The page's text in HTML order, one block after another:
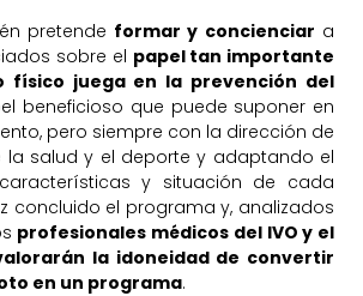
pretende formar y concienciar a
sobre el papel tan importante
físico juega en la prevención del
beneficioso que puede suponer en
pero siempre con la dirección de
la salud y el deporte y adaptando el
y situación de cada
concluido el programa y, analizados
profesionales médicos del IVO y el
la idoneidad de convertir
en un programa.